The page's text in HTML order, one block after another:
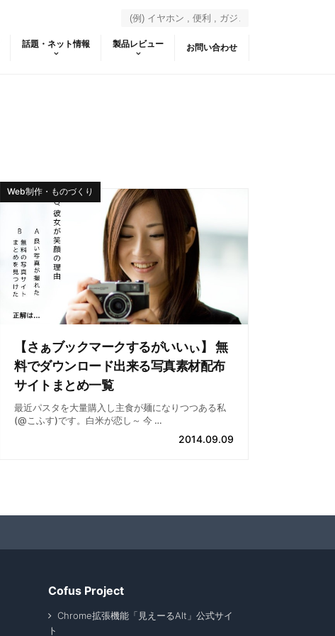
話題・ネット情報 製品レビュー お問い合わせ
【さぁブックマークするがいいぃ】 無
料でダウンロード出来る写真素材配布
サイトまとめ一覧
最近パスタを大量購入し主食が麺になりつつある私
(@こふす)です。白米が恋し～ 今 …
Web制作・ものづくり
2014.09.09
Cofus Project
Chrome拡張機能「見えーるAlt」公式サイ
ト